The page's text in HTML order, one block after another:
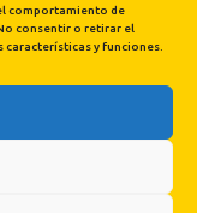
comportamiento de
consentir o retirar el
y funciones.
Instagram